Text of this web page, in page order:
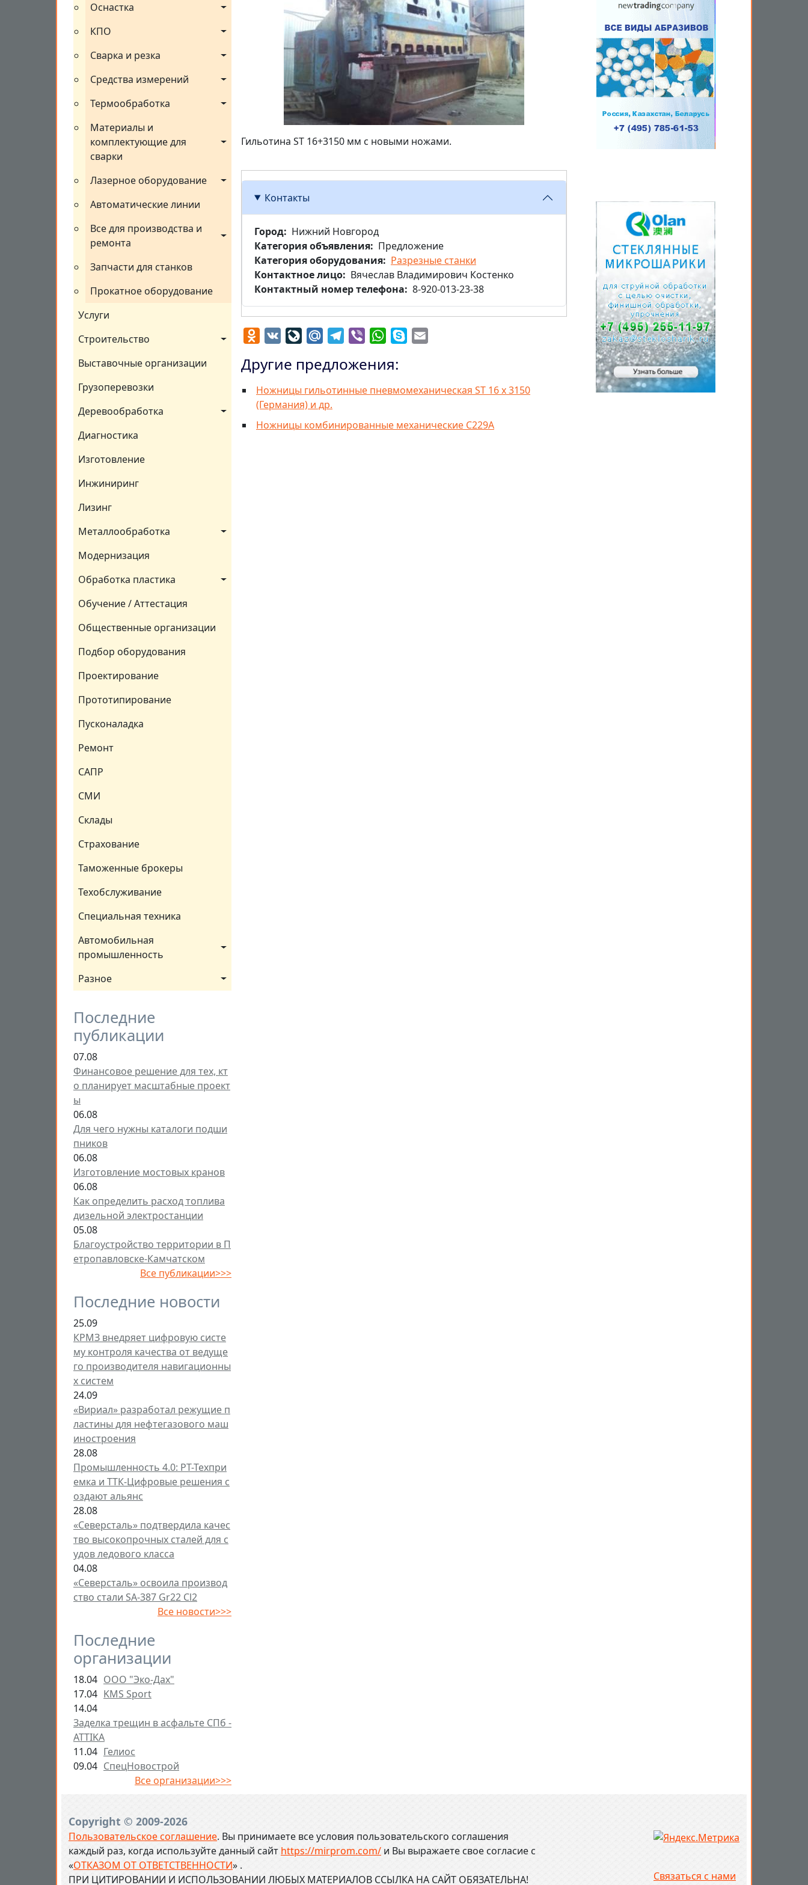
Оснастка
КПО
Сварка и резка
Средства измерений
Термообработка
Материалы и
комплектующие для
сварки
Лазерное оборудование
Автоматические линии
Все для производства и
ремонта
Запчасти для станков
Прокатное оборудование
Услуги
Строительство
Выставочные организации
Грузоперевозки
Деревообработка
Диагностика
Изготовление
Инжиниринг
Лизинг
Металлообработка
Модернизация
Обработка пластика
Обучение / Аттестация
Общественные организации
Подбор оборудования
Проектирование
Прототипирование
Пусконаладка
Ремонт
САПР
СМИ
Склады
Страхование
Таможенные брокеры
Техобслуживание
Специальная техника
Автомобильная
промышленность
Разное
Последние
публикации
07.08
Финансовое решение для тех, кт
о планирует масштабные проект
ы
06.08
Для чего нужны каталоги подши
пников
06.08
Изготовление мостовых кранов
06.08
Как определить расход топлива
дизельной электростанции
05.08
Благоустройство территории в П
етропавловске-Камчатском
Все публикации>>>
Последние новости
25.09
КРМЗ внедряет цифровую систе
му контроля качества от ведуще
го производителя навигационны
х систем
24.09
«Вириал» разработал режущие п
ластины для нефтегазового маш
иностроения
28.08
Промышленность 4.0: РТ-Техпри
емка и ТТК-Цифровые решения с
оздают альянс
28.08
«Северсталь» подтвердила качес
тво высокопрочных сталей для с
удов ледового класса
04.08
«Северсталь» освоила производ
ство стали SA-387 Gr22 Cl2
Все новости>>>
Последние
организации
18.04 ООО "Эко-Дах"
17.04 KMS Sport
14.04
Заделка трещин в асфальте СПб -
ATTIKA
11.04 Гелиос
09.04 СпецНовострой
Все организации>>>
Гильотина ST 16+3150 мм с новыми ножами.
Контакты
Город
Нижний Новгород
Категория объявления
Предложение
Категория оборудования
Разрезные станки
Контактное лицо
Вячеслав Владимирович Костенко
Контактный номер телефона
8-920-013-23-38
Odnoklassniki
VK LiveJournal
Mail.RuTelegram
Viber WhatsApp
Skype
Другие предложения:
Ножницы гильотинные пневмомеханическая ST 16 х 3150
(Германия) и др.
Ножницы комбинированные механические С229А
Copyright © 2009-2026
Пользовательское соглашение. Вы принимаете все условия пользовательского соглашения
каждый раз, когда используйте данный сайт https://mirprom.com/ и Вы выражаете свое согласие с
«ОТКАЗОМ ОТ ОТВЕТСТВЕННОСТИ» .
ПРИ ЦИТИРОВАНИИ И ИСПОЛЬЗОВАНИИ ЛЮБЫХ МАТЕРИАЛОВ ССЫЛКА НА САЙТ ОБЯЗАТЕЛЬНА!
Связаться с нами